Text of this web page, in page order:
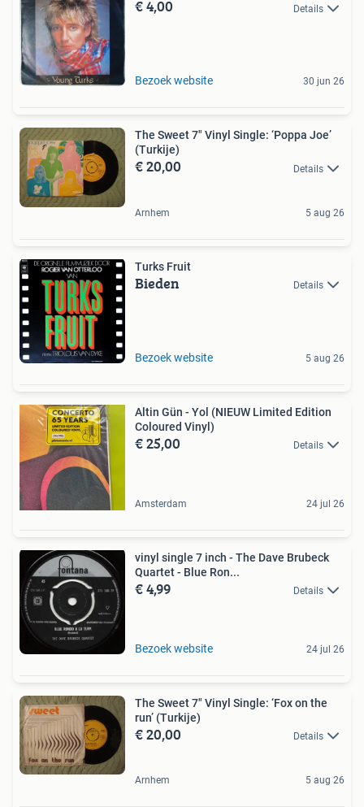
€ 4,00 Details
Bezoek website 30 jun 26
The Sweet 7" Vinyl Single: ‘Poppa Joe’
(Turkije)
€ 20,00 Details
Arnhem 5 aug 26
Turks Fruit
Bieden Details
Bezoek website 5 aug 26
Altin Gün - Yol (NIEUW Limited Edition
Coloured Vinyl)
€ 25,00 Details
Amsterdam 24 jul 26
vinyl single 7 inch - The Dave Brubeck
Quartet - Blue Ron...
€ 4,99 Details
Bezoek website 24 jul 26
The Sweet 7" Vinyl Single: ‘Fox on the
run’ (Turkije)
€ 20,00 Details
Arnhem 5 aug 26